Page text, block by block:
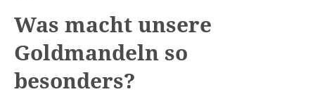
Was macht unsere
Goldmandeln so
besonders?